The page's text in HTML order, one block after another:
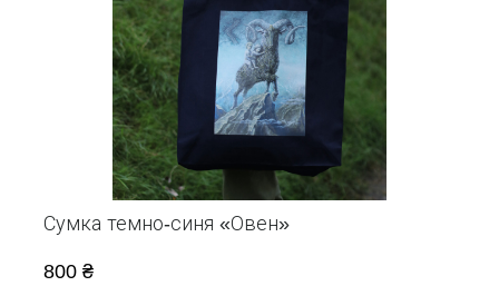
Сумка темно-синя «Овен»
800 ₴